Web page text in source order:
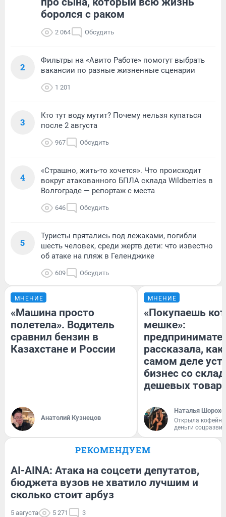
боролся с раком
2 064 Обсудить
2
Фильтры на «Авито Работе» помогут выбрать
вакансии по разные жизненные сценарии
1 201
3
Кто тут воду мутит? Почему нельзя купаться
после 2 августа
967 Обсудить
4
«Страшно, жить-то хочется». Что происходит
вокруг атакованного БПЛА склада Wildberries в
Волгограде — репортаж с места
646 Обсудить
5
Туристы прятались под лежаками, погибли
шесть человек, среди жертв дети: что известно
об атаке на пляж в Геленджике
609 Обсудить
МНЕНИЕ
«Машина просто
полетела». Водитель
сравнил бензин в
Казахстане и России
Анатолий Кузнецов
МНЕНИЕ
«Покупаешь
мешке»:
рассказала, как
самом деле
бизнес со
дешевых
Наталья
Открыла
деньги
РЕКОМЕНДУЕМ
AI-AINA: Атака на соцсети депутатов,
бюджета вузов не хватило лучшим и
сколько стоит арбуз
5 августа 5 271 3